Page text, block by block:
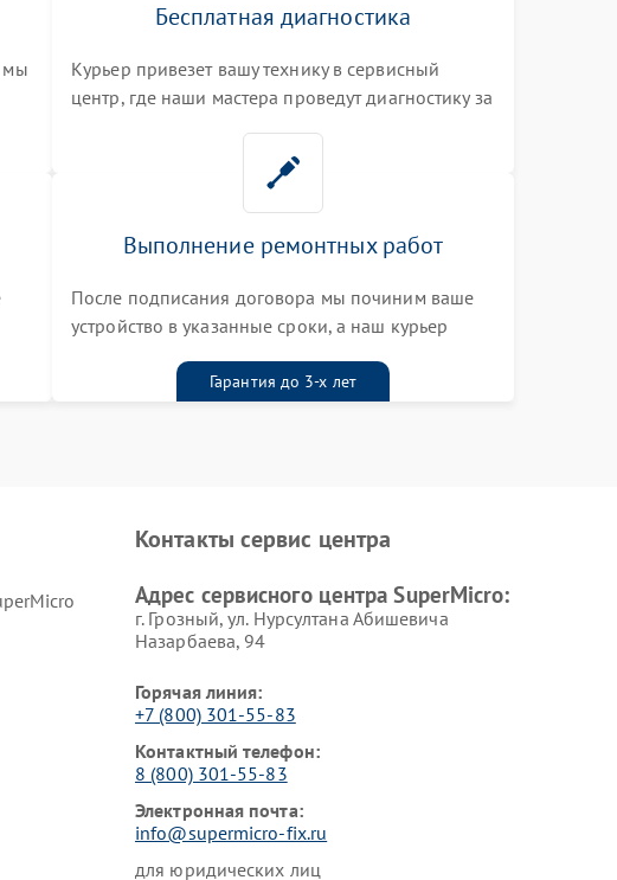
мы
Бесплатная диагностика
Курьер привезет вашу технику в сервисный
центр, где наши мастера проведут диагностику за
Выполнение ремонтных работ
После подписания договора мы починим ваше
устройство в указанные сроки, а наш курьер
талоном бесплатноГарантия до 3-х лет
Контакты сервис центра
Адрес сервисного центра SuperMicro:
г. Грозный, ул. Нурсултана Абишевича
Назарбаева, 94
Горячая линия:
+7 (800) 301-55-83
Контактный телефон:
8 (800) 301-55-83
Электронная почта:
info@supermicro-fix.ru
для юридических лиц